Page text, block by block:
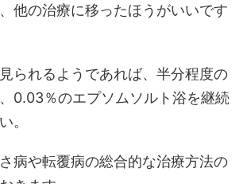
他の治療に移ったほうがいいです
られるようであれば、半分程度の
0.03％のエプソムソルト浴を継続
。
病や転覆病の総合的な治療方法の